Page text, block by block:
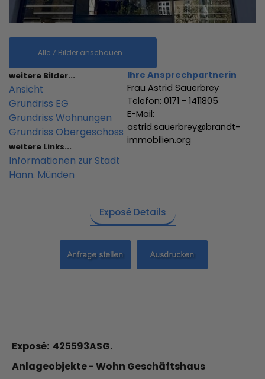
Alle 7 Bilder anschauen...
weitere Bilder...
Ansicht
Grundriss EG
Grundriss Wohnungen
Grundriss Obergeschoss
weitere Links...
Informationen zur Stadt
Hann. Münden
Ihre Ansprechpartnerin
Frau Astrid Sauerbrey
Telefon: 0171 - 1411805
E-Mail:
astrid.sauerbrey@brandt-
immobilien.org
Exposé Details
Exposé: 425593ASG.
Anlageobjekte - Wohn Geschäftshaus